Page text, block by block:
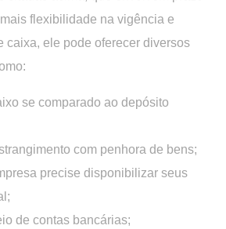
flexibilidade na vigência e
caixa, ele pode oferecer diversos
se comparado ao depósito
com penhora de bens;
precise disponibilizar seus
de contas bancárias;